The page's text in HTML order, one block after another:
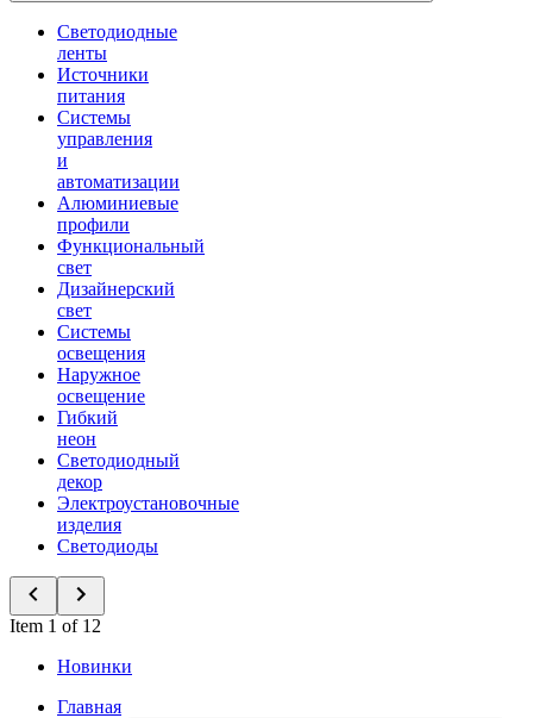
Светодиодные
ленты
Источники
питания
Системы
управления
и
автоматизации
Алюминиевые
профили
Функциональный
свет
Дизайнерский
свет
Системы
освещения
Наружное
освещение
Гибкий
неон
Светодиодный
декор
Электроустановочные
изделия
Светодиоды
Item 1 of 12
Новинки
Главная